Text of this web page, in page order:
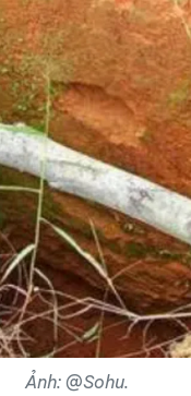
Ảnh: @Sohu.